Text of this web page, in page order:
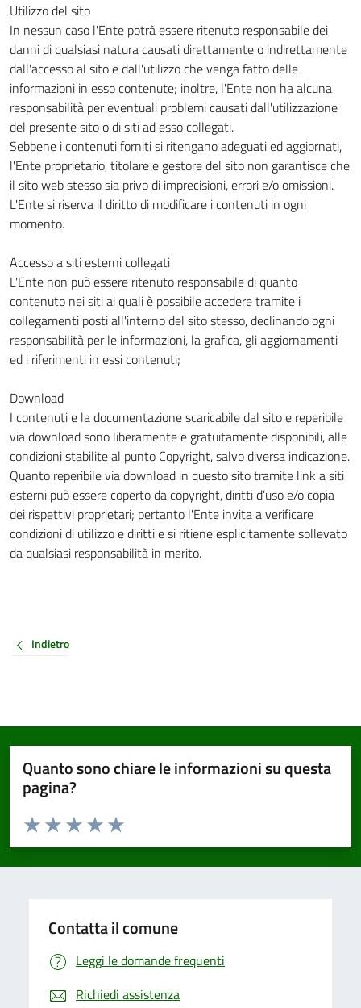
Utilizzo del sito
In nessun caso l'Ente potrà essere ritenuto responsabile dei
danni di qualsiasi natura causati direttamente o indirettamente
dall'accesso al sito e dall'utilizzo che venga fatto delle
informazioni in esso contenute; inoltre, l'Ente non ha alcuna
responsabilità per eventuali problemi causati dall'utilizzazione
del presente sito o di siti ad esso collegati.
Sebbene i contenuti forniti si ritengano adeguati ed aggiornati,
l'Ente proprietario, titolare e gestore del sito non garantisce che
il sito web stesso sia privo di imprecisioni, errori e/o omissioni.
L'Ente si riserva il diritto di modificare i contenuti in ogni
momento.
Accesso a siti esterni collegati
L'Ente non può essere ritenuto responsabile di quanto
contenuto nei siti ai quali è possibile accedere tramite i
collegamenti posti all'interno del sito stesso, declinando ogni
responsabilità per le informazioni, la grafica, gli aggiornamenti
ed i riferimenti in essi contenuti;
Download
I contenuti e la documentazione scaricabile dal sito e reperibile
via download sono liberamente e gratuitamente disponibili, alle
condizioni stabilite al punto Copyright, salvo diversa indicazione.
Quanto reperibile via download in questo sito tramite link a siti
esterni può essere coperto da copyright, diritti d’uso e/o copia
dei rispettivi proprietari; pertanto l'Ente invita a verificare
condizioni di utilizzo e diritti e si ritiene esplicitamente sollevato
da qualsiasi responsabilità in merito.
Indietro
Quanto sono chiare le informazioni su questa
pagina?
Valuta da 1 a 5 stelle la pagina
Valuta 5 stelle su 5
Valuta 4 stelle su 5
Valuta 3 stelle su 5
Valuta 2 stelle su 5
Valuta 1 stelle su 5
Contatta il comune
Leggi le domande frequenti
Richiedi assistenza